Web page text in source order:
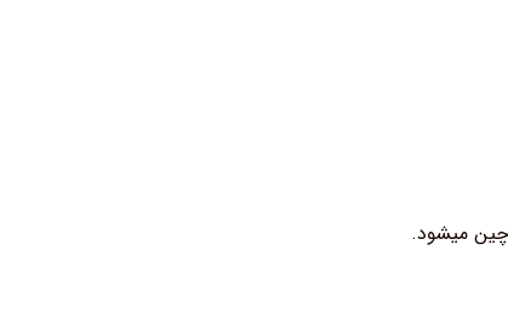
چین میشود.